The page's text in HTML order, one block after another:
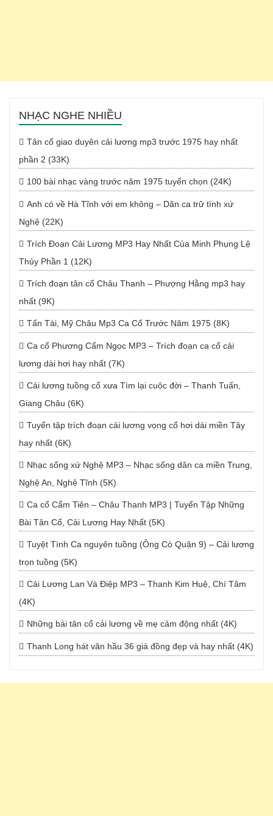
NHẠC NGHE NHIỀU
Tân cổ giao duyên cải lương mp3 trước 1975 hay nhất
phần 2 (33K)
100 bài nhạc vàng trước năm 1975 tuyển chọn (24K)
Anh có về Hà Tĩnh với em không – Dân ca trữ tình xứ
Nghệ (22K)
Trích Đoạn Cải Lương MP3 Hay Nhất Của Minh Phụng Lệ
Thủy Phần 1 (12K)
Trích đoạn tân cổ Châu Thanh – Phượng Hằng mp3 hay
nhất (9K)
Tấn Tài, Mỹ Châu Mp3 Ca Cổ Trước Năm 1975 (8K)
Ca cổ Phương Cẩm Ngọc MP3 – Trích đoạn ca cổ cải
lương dài hơi hay nhất (7K)
Cải lương tuồng cổ xưa Tìm lại cuộc đời – Thanh Tuấn,
Giang Châu (6K)
Tuyển tập trích đoạn cải lương vọng cổ hơi dài miền Tây
hay nhất (6K)
Nhạc sống xứ Nghệ MP3 – Nhạc sống dân ca miền Trung,
Nghệ An, Nghệ Tĩnh (5K)
Ca cổ Cẩm Tiên – Châu Thanh MP3 | Tuyển Tập Những
Bài Tân Cổ, Cải Lương Hay Nhất (5K)
Tuyệt Tình Ca nguyên tuồng (Ông Cò Quận 9) – Cải lương
trọn tuồng (5K)
Cải Lương Lan Và Điệp MP3 – Thanh Kim Huệ, Chí Tâm
(4K)
Những bài tân cổ cải lương về mẹ cảm động nhất (4K)
Thanh Long hát văn hầu 36 giá đồng đẹp và hay nhất (4K)